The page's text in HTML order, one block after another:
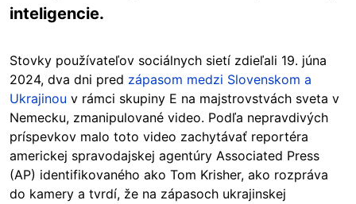
inteligencie.
Stovky používateľov sociálnych sietí zdieľali 19. júna
2024, dva dni pred zápasom medzi Slovenskom a
Ukrajinou v rámci skupiny E na majstrovstvách sveta v
Nemecku, zmanipulované video. Podľa nepravdivých
príspevkov malo toto video zachytávať reportéra
americkej spravodajskej agentúry Associated Press
(AP) identifikovaného ako Tom Krisher, ako rozpráva
do kamery a tvrdí, že na zápasoch ukrajinskej